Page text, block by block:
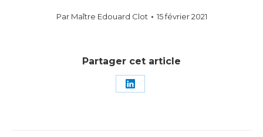
Par Maître Edouard Clot 15 février 2021
Partager cet article
Partager